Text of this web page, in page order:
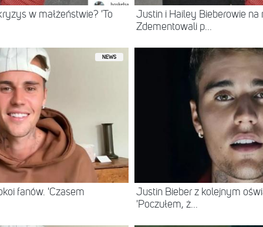
w małżeństwie? 'To
Justin i Hailey Bieberowie na
Zdementowali p...
NEWS
fanów. 'Czasem
Justin Bieber z kolejnym
'Poczułem, ż...